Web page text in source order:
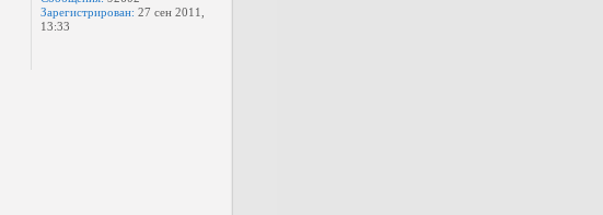
Зарегистрирован: 27 сен 2011,
13:33